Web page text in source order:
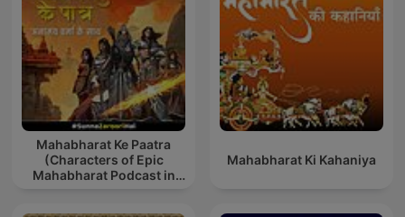
Mahabharat Ke Paatra
(Characters of Epic
Mahabharat Podcast in
Mahabharat Ki Kahaniya